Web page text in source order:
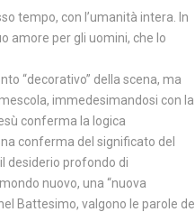
tempo, con l’umanità intera. In
amore per gli uomini, che lo
“decorativo” della scena, ma
immedesimandosi con la
conferma la logica
conferma del significato del
desiderio profondo di
nuovo, una “nuova
Battesimo, valgono le parole del